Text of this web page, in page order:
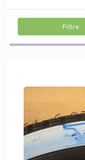
Filtre